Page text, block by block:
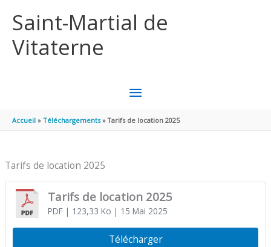
Saint-Martial de
Vitaterne
MENU
PRINCIPAL
Accueil Téléchargements Tarifs de location 2025
Tarifs de location 2025
Tarifs de location 2025
PDF| 123,33 Ko | 15 Mai 2025
Télécharger